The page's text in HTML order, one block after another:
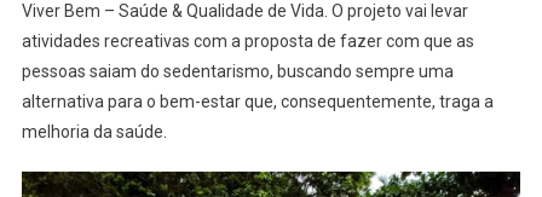
Viver Bem – Saúde & Qualidade de Vida. O projeto vai levar
atividades recreativas com a proposta de fazer com que as
pessoas saiam do sedentarismo, buscando sempre uma
alternativa para o bem-estar que, consequentemente, traga a
melhoria da saúde.